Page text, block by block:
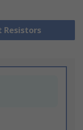
Resistors